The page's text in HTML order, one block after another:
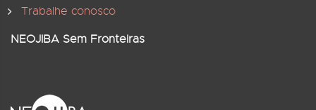
Trabalhe conosco
NEOJIBA Sem Fronteiras